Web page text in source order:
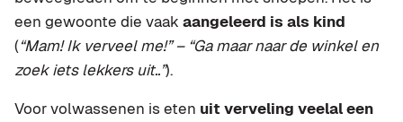
een gewoonte die vaak aangeleerd is als kind
(“Mam! Ik verveel me!” – “Ga maar naar de winkel en
zoek iets lekkers uit..”).
Voor volwassenen is eten uit verveling veelal een